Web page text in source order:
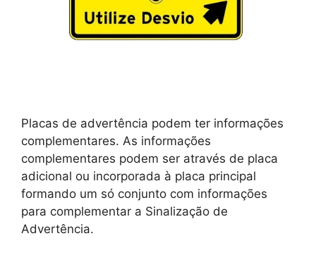
Placas de advertência podem ter informações
complementares. As informações
complementares podem ser através de placa
adicional ou incorporada à placa principal
formando um só conjunto com informações
para complementar a Sinalização de
Advertência.